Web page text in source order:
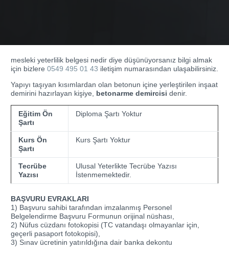
mesleki yeterlilik belgesi nedir diye düşünüyorsanız bilgi almak
için bizlere 0549 495 01 43 iletişim numarasından ulaşabilirsiniz.
Yapıyı taşıyan kısımlardan olan betonun içine yerleştirilen inşaat
demirini hazırlayan kişiye, betonarme demircisi denir.
Eğitim Ön
Şartı
Diploma Şartı Yoktur
Kurs Ön
Şartı
Kurs Şartı Yoktur
Tecrübe
Yazısı
Ulusal Yeterlikte Tecrübe Yazısı
İstenmemektedir.
BAŞVURU EVRAKLARI
1) Başvuru sahibi tarafından imzalanmış Personel
Belgelendirme Başvuru Formunun orijinal nüshası,
2) Nüfus cüzdanı fotokopisi (TC vatandaşı olmayanlar için,
geçerli pasaport fotokopisi),
3) Sınav ücretinin yatırıldığına dair banka dekontu